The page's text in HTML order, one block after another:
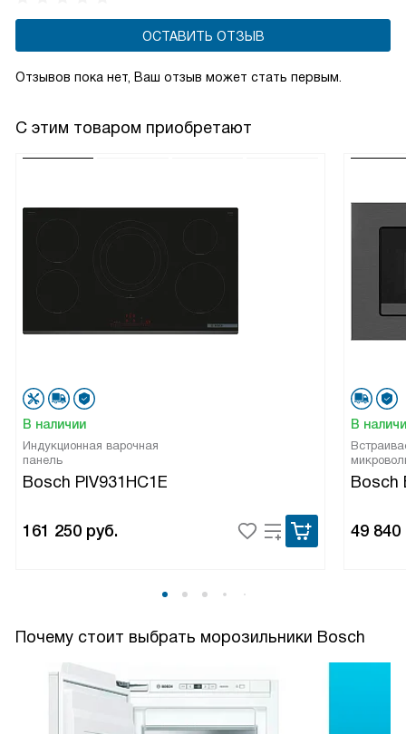
ОСТАВИТЬ ОТЗЫВ
Отзывов пока нет, Ваш отзыв может стать первым.
С этим товаром приобретают
В наличии
Индукционная варочная
панель
Bosch PIV931HC1E
161 250 руб.
В
Bosch
49 840
Почему стоит выбрать морозильники Bosch